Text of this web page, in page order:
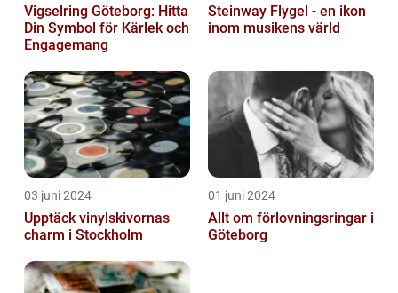
Vigselring Göteborg: Hitta
Din Symbol för Kärlek och
Engagemang
Steinway Flygel - en ikon
inom musikens värld
03 juni 2024
Upptäck vinylskivornas
charm i Stockholm
01 juni 2024
Allt om förlovningsringar i
Göteborg